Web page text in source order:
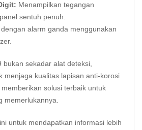
Menampilkan tegangan
sentuh penuh.
alarm ganda menggunakan
bukan sekadar alat deteksi,
menjaga kualitas lapisan anti-korosi
solusi terbaik untuk
memerlukannya.
ini untuk mendapatkan informasi lebih